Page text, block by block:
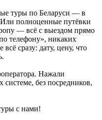
туры по Беларуси — в
полноценные путёвки
— всё с выездом прямо
телефону», никаких
сразу: дату, цену, что
Нажали
без посредников,
с нами!